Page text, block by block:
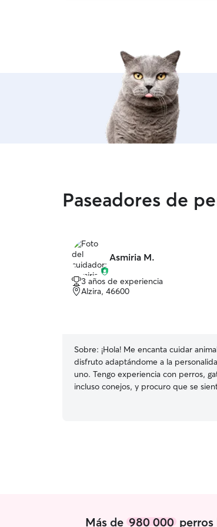
Paseadores de
Asmiria M.
3 años de experiencia
Alzira, 46600
Sobre: ¡Hola! Me encanta cuidar
disfruto adaptándome a la
uno. Tengo experiencia con perros,
incluso conejos, y procuro que se
y lleno de cariño, como si fuera parte
Más de980 000